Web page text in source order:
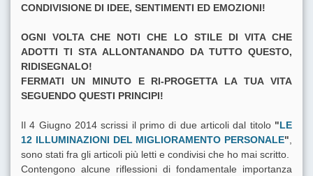
CONDIVISIONE DI IDEE, SENTIMENTI ED EMOZIONI!
OGNI VOLTA CHE NOTI CHE LO STILE DI VITA CHE
ADOTTI TI STA ALLONTANANDO DA TUTTO QUESTO,
RIDISEGNALO!
FERMATI UN MINUTO E RI-PROGETTA LA TUA VITA
SEGUENDO QUESTI PRINCIPI!
Il 4 Giugno 2014 scrissi il primo di due articoli dal titolo "LE
12 ILLUMINAZIONI DEL MIGLIORAMENTO PERSONALE",
sono stati fra gli articoli più letti e condivisi che ho mai scritto.
Contengono alcune riflessioni di fondamentale importanza